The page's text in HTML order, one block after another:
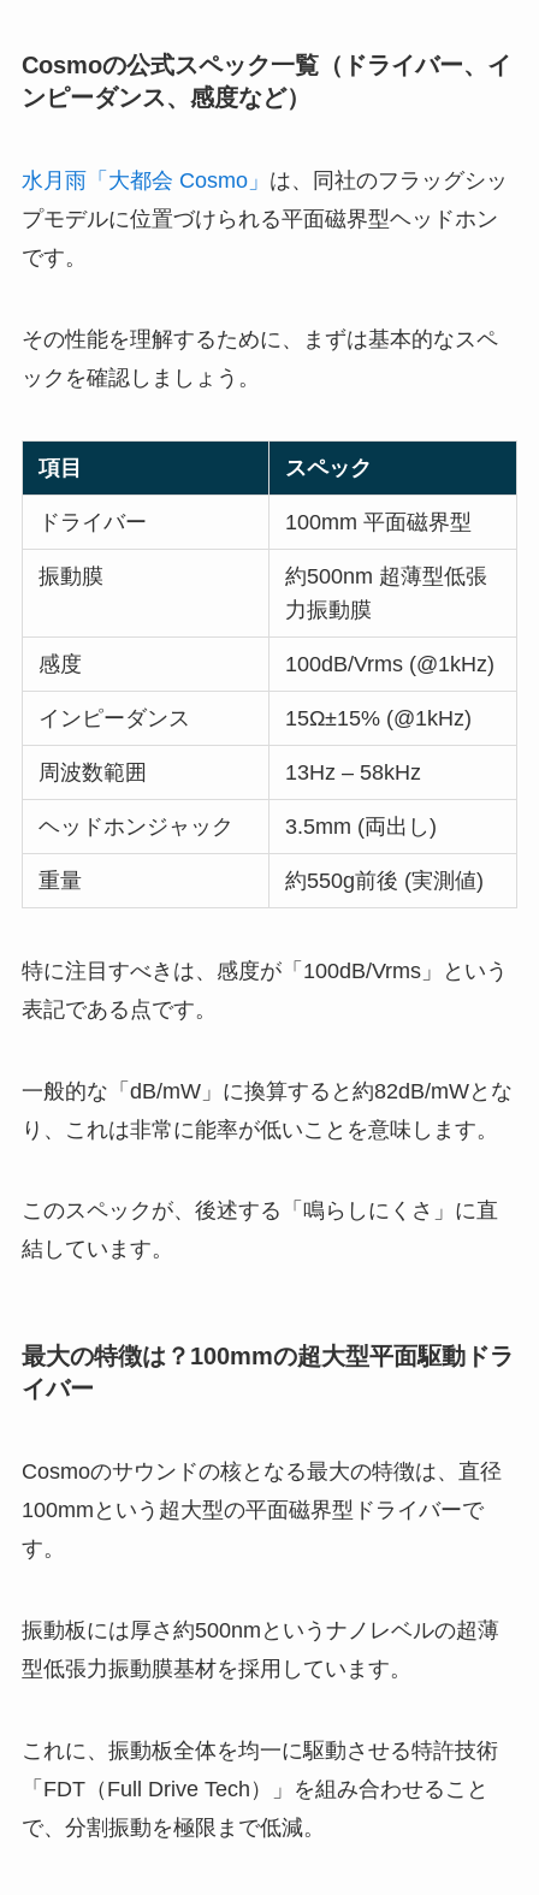
Cosmoの公式スペック一覧（ドライバー、イ
ンピーダンス、感度など）
水月雨「大都会 Cosmo」 は、同社のフラッグシッ
プモデルに位置づけられる平面磁界型ヘッドホン
です。
その性能を理解するために、まずは基本的なスペ
ックを確認しましょう。
項目 スペック
ドライバー 100mm 平面磁界型
振動膜
約500nm 超薄型低張
力振動膜
感度 100dB/Vrms (@1kHz)
インピーダンス 15Ω±15% (@1kHz)
周波数範囲 13Hz – 58kHz
ヘッドホンジャック 3.5mm (両出し)
重量 約550g前後 (実測値)
特に注目すべきは、感度が「100dB/Vrms」という
表記である点です。
一般的な「dB/mW」に換算すると約82dB/mWとな
り、これは非常に能率が低いことを意味します。
このスペックが、後述する「鳴らしにくさ」に直
結しています。
最大の特徴は？100mmの超大型平面駆動ドラ
イバー
Cosmoのサウンドの核となる最大の特徴は、直径
100mmという超大型の平面磁界型ドライバーで
す。
振動板には厚さ約500nmというナノレベルの超薄
型低張力振動膜基材を採用しています。
これに、振動板全体を均一に駆動させる特許技術
「FDT（Full Drive Tech）」を組み合わせること
で、分割振動を極限まで低減。